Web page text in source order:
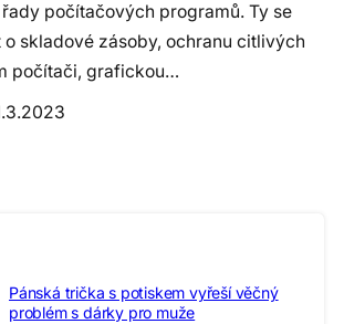
počítačových programů. Ty se
skladové zásoby, ochranu citlivých
počítači, grafickou…
Pánská trička s potiskem vyřeší věčný
problém s dárky pro muže